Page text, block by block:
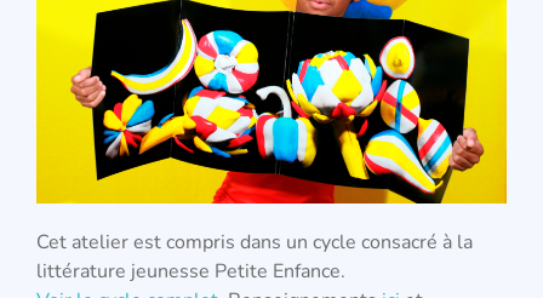
Cet atelier est compris dans un cycle consacré à la
littérature jeunesse Petite Enfance.